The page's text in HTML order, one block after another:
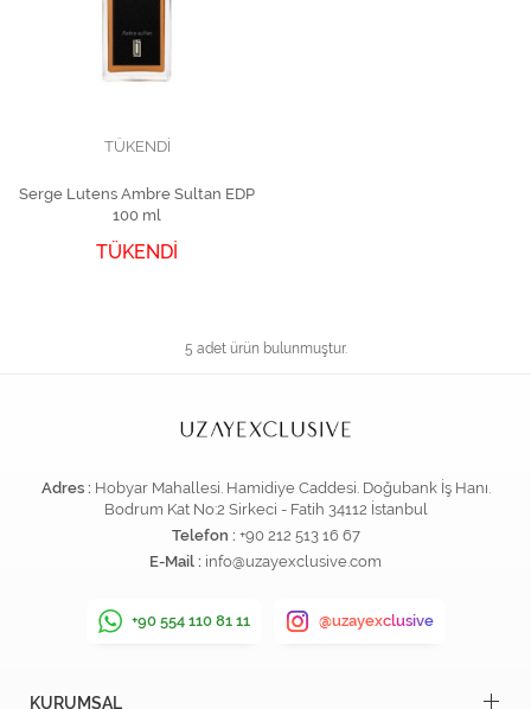
TÜKENDİ
Serge Lutens Ambre Sultan EDP
100 ml
TÜKENDİ
5 adet ürün bulunmuştur.
Adres : Hobyar Mahallesi. Hamidiye Caddesi. Doğubank İş Hanı.
Bodrum Kat No:2 Sirkeci - Fatih 34112 İstanbul
Telefon : +90 212 513 16 67
E-Mail : info@uzayexclusive.com
+90 554 110 81 11 @uzayexclusive
KURUMSAL